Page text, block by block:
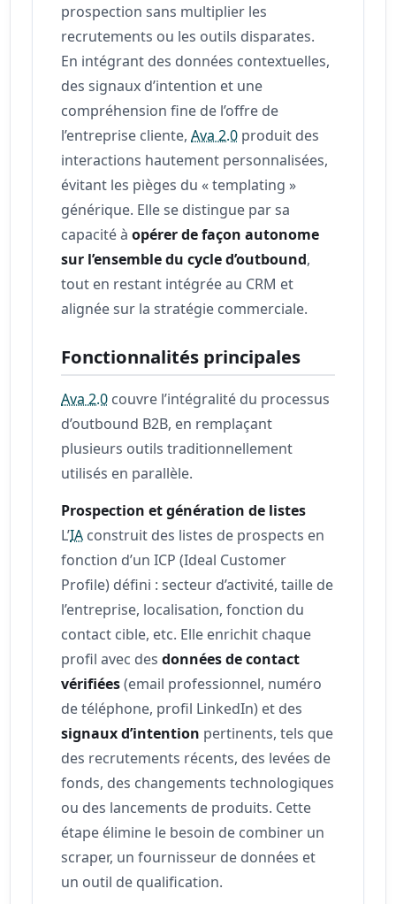
prospection sans multiplier les
recrutements ou les outils disparates.
En intégrant des données contextuelles,
des signaux d’intention et une
compréhension fine de l’offre de
l’entreprise cliente,Ava 2.0 produit des
interactions hautement personnalisées,
évitant les pièges du « templating »
générique. Elle se distingue par sa
capacité àopérer de façon autonome
sur l’ensemble du cycle d’outbound,
tout en restant intégrée au CRM et
alignée sur la stratégie commerciale.
Fonctionnalités principales
Ava 2.0 couvre l’intégralité du processus
d’outbound B2B, en remplaçant
plusieurs outils traditionnellement
utilisés en parallèle.
Prospection et génération de listes
L’IA construit des listes de prospects en
fonction d’un ICP (Ideal Customer
Profile) défini : secteur d’activité, taille de
l’entreprise, localisation, fonction du
contact cible, etc. Elle enrichit chaque
profil avec desdonnées de contact
vérifiées(email professionnel, numéro
de téléphone, profil LinkedIn) et des
signaux d’intention pertinents, tels que
des recrutements récents, des levées de
fonds, des changements technologiques
ou des lancements de produits. Cette
étape élimine le besoin de combiner un
scraper, un fournisseur de données et
un outil de qualification.